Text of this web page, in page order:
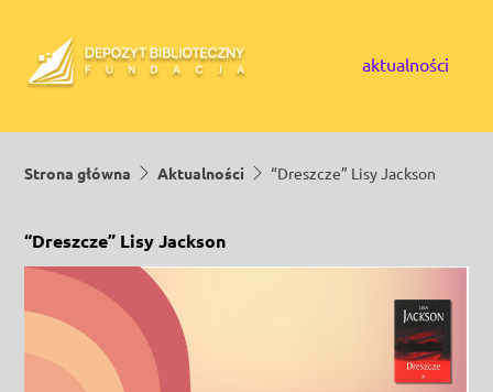
aktualności
Strona główna Aktualności “Dreszcze” Lisy Jackson
“Dreszcze” Lisy Jackson